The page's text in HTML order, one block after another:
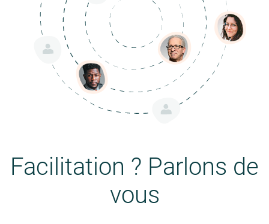
Facilitation ? Parlons de
vous